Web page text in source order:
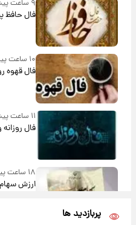
۹ ساعت پیش
فال حافظ پنجشنبه ۱۵
۱۰ ساعت پیش
فال قهوه روزانه
۱۱ ساعت پیش
فال روزانه
۱۸ ساعت پیش
پربازدید ها